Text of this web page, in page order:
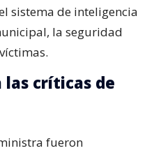
sistema de inteligencia
la seguridad
las críticas de
fueron